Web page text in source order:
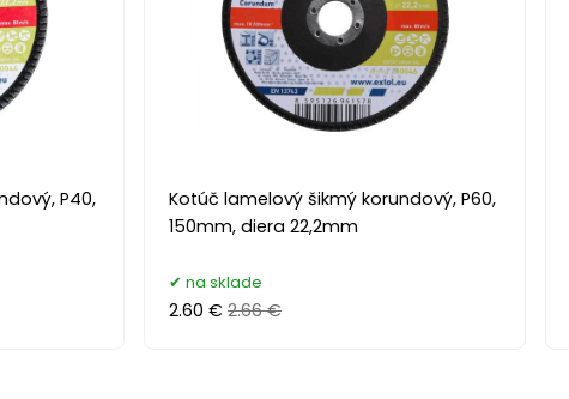
P40,
Kotúč lamelový šikmý korundový, P60,
150mm, diera 22,2mm
na sklade
2.60 € 2.66 €